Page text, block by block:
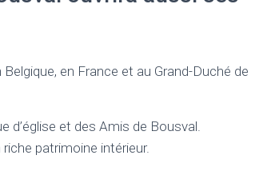
en France et au Grand-Duché de
d’église et des Amis de Bousval.
patrimoine intérieur.